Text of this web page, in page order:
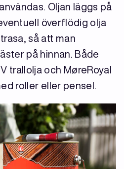
Oljan läggs på
överflödig olja
så att man
på hinnan. Både
trallolja och MøreRoyal
roller eller pensel.